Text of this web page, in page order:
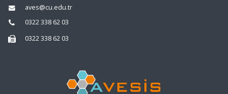
aves@cu.edu.tr
0322 338 62 03
0322 338 62 03